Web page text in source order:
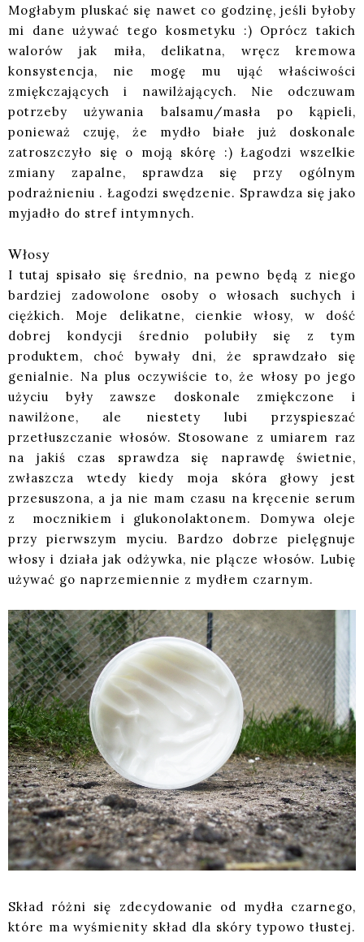
Mogłabym pluskać się nawet co godzinę, jeśli byłoby
mi dane używać tego kosmetyku :) Oprócz takich
walorów jak miła, delikatna, wręcz kremowa
konsystencja, nie mogę mu ująć właściwości
zmiękczających i nawilżających. Nie odczuwam
potrzeby używania balsamu/masła po kąpieli,
ponieważ czuję, że mydło białe już doskonale
zatroszczyło się o moją skórę :) Łagodzi wszelkie
zmiany zapalne, sprawdza się przy ogólnym
podrażnieniu . Łagodzi swędzenie. Sprawdza się jako
myjadło do stref intymnych.
Włosy
I tutaj spisało się średnio, na pewno będą z niego
bardziej zadowolone osoby o włosach suchych i
ciężkich. Moje delikatne, cienkie włosy, w dość
dobrej kondycji średnio polubiły się z tym
produktem, choć bywały dni, że sprawdzało się
genialnie. Na plus oczywiście to, że włosy po jego
użyciu były zawsze doskonale zmiękczone i
nawilżone, ale niestety lubi przyspieszać
przetłuszczanie włosów. Stosowane z umiarem raz
na jakiś czas sprawdza się naprawdę świetnie,
zwłaszcza wtedy kiedy moja skóra głowy jest
przesuszona, a ja nie mam czasu na kręcenie serum
z mocznikiem i glukonolaktonem. Domywa oleje
przy pierwszym myciu. Bardzo dobrze pielęgnuje
włosy i działa jak odżywka, nie plącze włosów. Lubię
używać go naprzemiennie z mydłem czarnym.
Skład różni się zdecydowanie od mydła czarnego,
które ma wyśmienity skład dla skóry typowo tłustej.